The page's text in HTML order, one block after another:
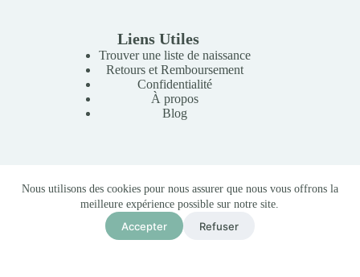
Nous utilisons des cookies pour nous assurer que nous vous offrons la
meilleure expérience possible sur notre site.
Accepter Refuser
Liens Utiles
Trouver une liste de naissance
Retours et Remboursement
Confidentialité
À propos
Blog
Copyright © 2026 Mille Lunes - Création du site :
Baptiste
-Conditions Générales de Vente